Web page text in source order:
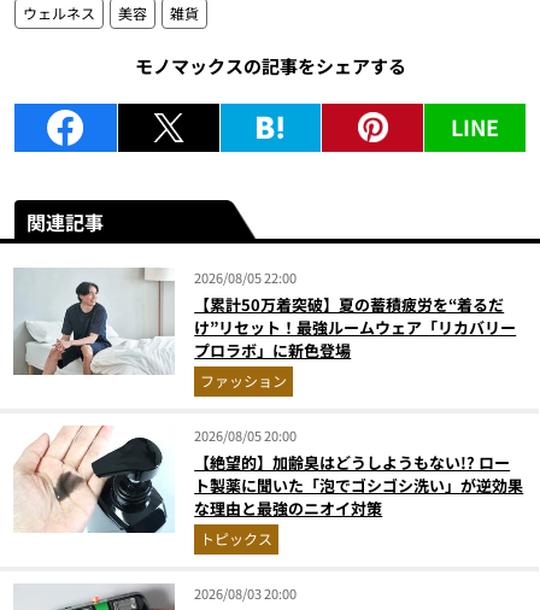
ウェルネス 美容 雑貨
モノマックスの記事をシェアする
LINE
関連記事
2026/08/05 22:00
【累計50万着突破】夏の蓄積疲労を“着るだ
け”リセット！最強ルームウェア「リカバリー
プロラボ」に新色登場
ファッション
2026/08/05 20:00
【絶望的】加齢臭はどうしようもない!? ロー
ト製薬に聞いた「泡でゴシゴシ洗い」が逆効果
な理由と最強のニオイ対策
トピックス
2026/08/03 20:00